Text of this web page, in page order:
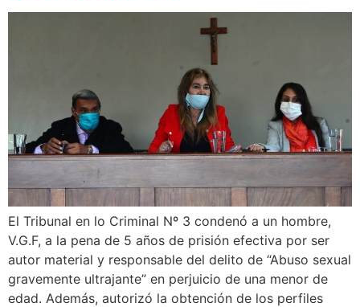
El Tribunal en lo Criminal Nº 3 condenó a un hombre,
V.G.F, a la pena de 5 años de prisión efectiva por ser
autor material y responsable del delito de “Abuso sexual
gravemente ultrajante” en perjuicio de una menor de
edad. Además, autorizó la obtención de los perfiles